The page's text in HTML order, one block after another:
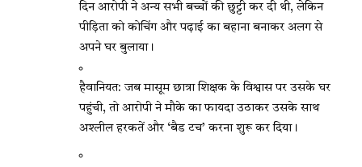
दिन आरोपी ने अन्य सभी बच्चों की छुट्टी कर दी थी, लेकिन
पीड़िता को कोचिंग और पढ़ाई का बहाना बनाकर अलग से
अपने घर बुलाया।
हैवानियत: जब मासूम छात्रा शिक्षक के विश्वास पर उसके घर
पहुंची, तो आरोपी ने मौके का फायदा उठाकर उसके साथ
अश्लील हरकतें और ‘बैड टच’ करना शुरू कर दिया।